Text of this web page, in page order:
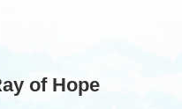
of Hope